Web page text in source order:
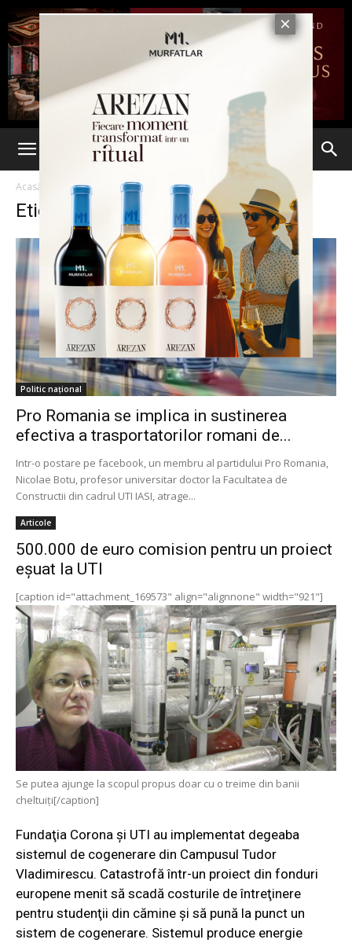
Acasă Etichete UTI Iasi
Etichetă: UTI Iasi
Politic național
Pro Romania se implica in sustinerea
efectiva a trasportatorilor romani de...
Intr-o postare pe facebook, un membru al partidului Pro Romania,
Nicolae Botu, profesor universitar doctor la Facultatea de
Constructii din cadrul UTI IASI, atrage...
Articole
500.000 de euro comision pentru un proiect
eşuat la UTI
[caption id="attachment_169573" align="alignnone" width="921"]
Se putea ajunge la scopul propus doar cu o treime din banii
cheltuiţi[/caption]
Fundaţia Corona şi UTI au implementat degeaba
sistemul de cogenerare din Campusul Tudor
Vladimirescu. Catastrofă într-un proiect din fonduri
europene menit să scadă costurile de întreţinere
pentru studenţii din cămine şi să pună la punct un
sistem de cogenerare. Sistemul produce energie